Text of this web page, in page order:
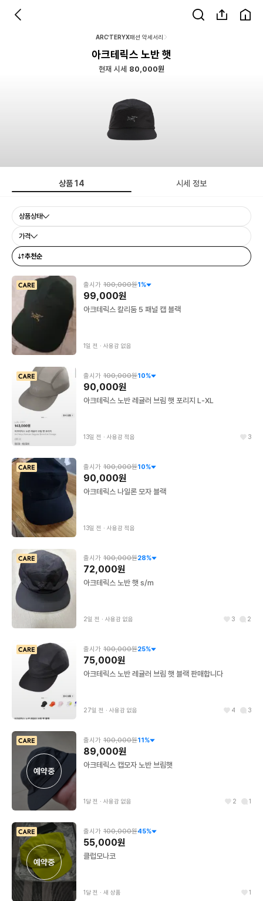
ARC'TERYX패션 악세서리
아크테릭스 노반 햇
현재 시세 80,000원
상품14 시세 정보
상품상태
가격
추천순
출시가 100,000원1%
99,000원
아크테릭스 칼리둠 5 패널 캡 블랙
1일 전 ∙ 사용감 없음
출시가 100,000원10%
90,000원
아크테릭스 노반 레귤러 브림 햇 포리지 L-XL
13일 전 ∙ 사용감 적음 3
출시가 100,000원10%
90,000원
아크테릭스 나일론 모자 블랙
13일 전 ∙ 사용감 적음
출시가 100,000원28%
72,000원
아크테릭스 노반 햇 s/m
2일 전 ∙ 사용감 없음 3 2
출시가 100,000원25%
75,000원
아크테릭스 노반 레귤러 브림 햇 블랙 판매합니다
27일 전 ∙ 사용감 없음 4 3
예약중
출시가 100,000원11%
89,000원
아크테릭스 캡모자 노반 브림햇
1달 전 ∙ 사용감 없음 2 1
예약중
출시가 100,000원45%
55,000원
클럽모나코
1달 전 ∙ 새 상품 1